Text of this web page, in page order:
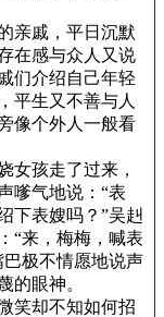
亲戚，平日沉默
在感与众人又说
们介绍自己年轻
平生又不善与人
像个外人一般看
女孩走了过来，
嗲气地说：“表
下表嫂吗？”吴赳
“来，梅梅，喊表
极不情愿地说声
的眼神。
笑却不知如何招